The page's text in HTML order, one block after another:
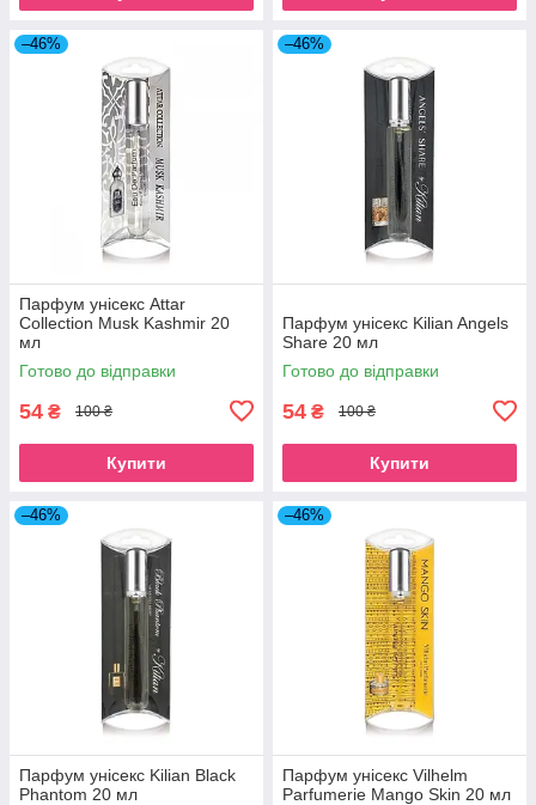
–46%
Парфум унісекс Attar
Collection Musk Kashmir 20
мл
Готово до відправки
54 ₴ 100 ₴
Купити
–46%
Парфум унісекс Kilian Angels
Share 20 мл
Готово до відправки
54 ₴ 100 ₴
Купити
–46%
Парфум унісекс Kilian Black
Phantom 20 мл
–46%
Парфум унісекс Vilhelm
Parfumerie Mango Skin 20 мл